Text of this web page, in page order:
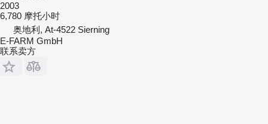
2003
6,780 摩托小时
奥地利, At-4522 Sierning
E-FARM GmbH
联系卖方